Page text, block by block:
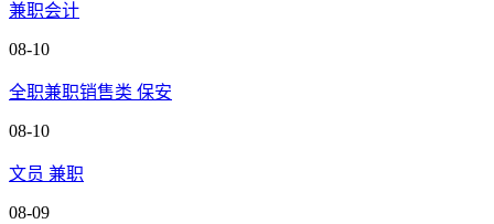
兼职会计
08-10
全职兼职销售类 保安
08-10
文员 兼职
08-09